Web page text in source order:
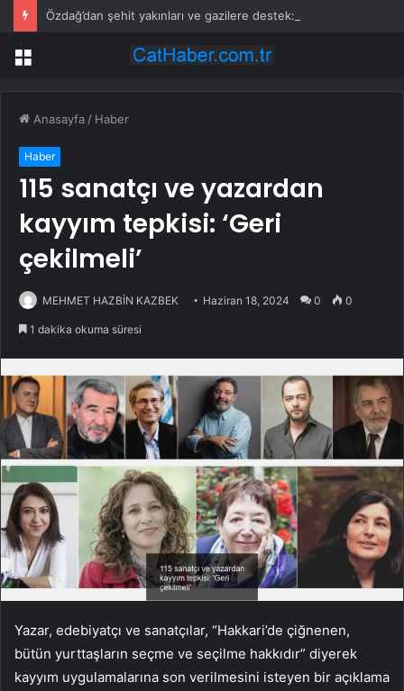
Menü
Anasayfa / Haber
Haber
115 sanatçı ve yazardan
kayyım tepkisi: ‘Geri
çekilmeli’
MEHMET HAZBİN KAZBEK Haziran 18, 2024 0 0
1 dakika okuma süresi
Yazar, edebiyatçı ve sanatçılar, “Hakkari’de çiğnenen,
bütün yurttaşların seçme ve seçilme hakkıdır” diyerek
kayyım uygulamalarına son verilmesini isteyen bir açıklama